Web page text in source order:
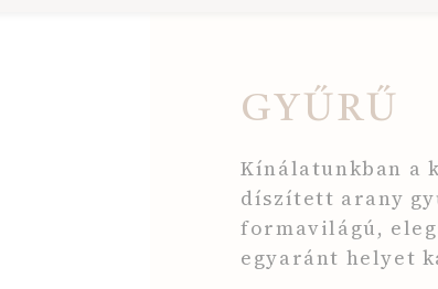
GYŰRŰ
Kínálatunkban a
díszített arany
formavilágú,
egyaránt helyet